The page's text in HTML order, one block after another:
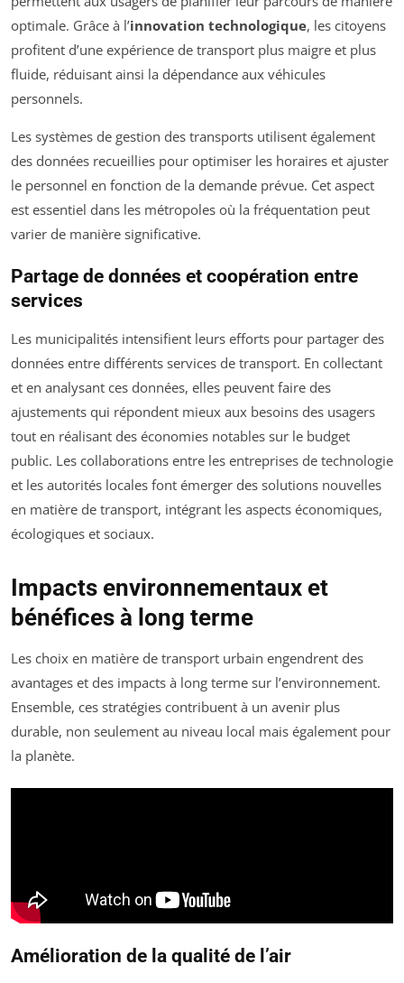
optimale. Grâce à l’innovation technologique, les citoyens
profitent d’une expérience de transport plus maigre et plus
fluide, réduisant ainsi la dépendance aux véhicules
personnels.
Les systèmes de gestion des transports utilisent également
des données recueillies pour optimiser les horaires et ajuster
le personnel en fonction de la demande prévue. Cet aspect
est essentiel dans les métropoles où la fréquentation peut
varier de manière significative.
Partage de données et coopération entre
services
Les municipalités intensifient leurs efforts pour partager des
données entre différents services de transport. En collectant
et en analysant ces données, elles peuvent faire des
ajustements qui répondent mieux aux besoins des usagers
tout en réalisant des économies notables sur le budget
public. Les collaborations entre les entreprises de technologie
et les autorités locales font émerger des solutions nouvelles
en matière de transport, intégrant les aspects économiques,
écologiques et sociaux.
Impacts environnementaux et
bénéfices à long terme
Les choix en matière de transport urbain engendrent des
avantages et des impacts à long terme sur l’environnement.
Ensemble, ces stratégies contribuent à un avenir plus
durable, non seulement au niveau local mais également pour
la planète.
Amélioration de la qualité de l’air